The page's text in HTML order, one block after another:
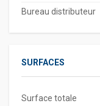
Bureau distributeur
SURFACES
Surface totale